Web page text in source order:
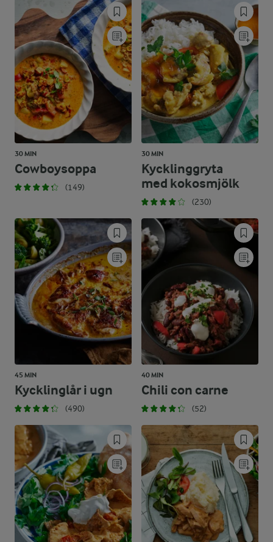
30 MIN
Cowboysoppa
(149)
30 MIN
Kycklinggryta
med kokosmjölk
(230)
45 MIN
Kycklinglår i ugn
(490)
40 MIN
Chili con carne
(52)